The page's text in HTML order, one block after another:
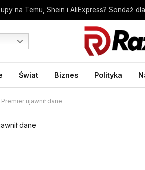
Świat Biznes Polityka
ujawnił dane